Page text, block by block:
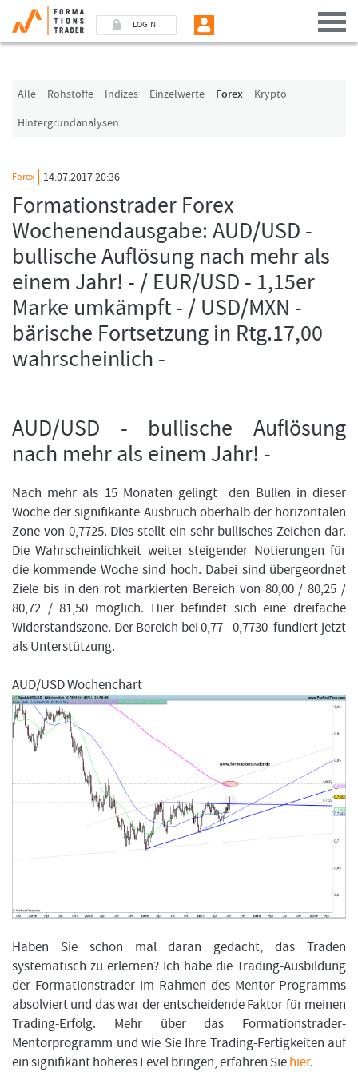
LOGIN
Alle Rohstoffe Indizes Einzelwerte Forex
Krypto
Hintergrundanalysen
Forex 14.07.2017 20:36
Formationstrader Forex
Wochenendausgabe: AUD/USD -
bullische Auflösung nach mehr als
einem Jahr! - / EUR/USD - 1,15er
Marke umkämpft - / USD/MXN -
bärische Fortsetzung in Rtg.17,00
wahrscheinlich -
AUD/USD - bullische Auflösung
nach mehr als einem Jahr! -
Nach mehr als 15 Monaten gelingt den Bullen in dieser
Woche der signifikante Ausbruch oberhalb der horizontalen
Zone von 0,7725. Dies stellt ein sehr bullisches Zeichen dar.
Die Wahrscheinlichkeit weiter steigender Notierungen für
die kommende Woche sind hoch. Dabei sind übergeordnet
Ziele bis in den rot markierten Bereich von 80,00 / 80,25 /
80,72 / 81,50 möglich. Hier befindet sich eine dreifache
Widerstandszone. Der Bereich bei 0,77 - 0,7730 fundiert jetzt
als Unterstützung.
AUD/USD Wochenchart
Haben Sie schon mal daran gedacht, das Traden
systematisch zu erlernen? Ich habe die Trading-Ausbildung
der Formationstrader im Rahmen des Mentor-Programms
absolviert und das war der entscheidende Faktor für meinen
Trading-Erfolg. Mehr über das Formationstrader-
Mentorprogramm und wie Sie Ihre Trading-Fertigkeiten auf
ein signifikant höheres Level bringen, erfahren Siehier.
Benutzer (E-Mail-Adresse in Kleinschrift)
Angemeldet bleiben
LOGIN
Passwort vergessen
Ich bin neu, und jetzt?
Das Formationstrader Programm bietet unterschiedliche User-Pakete. Bitte
klicken Sie unten auf „Formationstrader werden“, und finden Sie auf
unserem Online-Shop das passende Angebot.
FORMATIONSTRADER WERDEN